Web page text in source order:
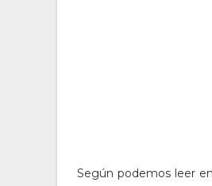
Según podemos leer